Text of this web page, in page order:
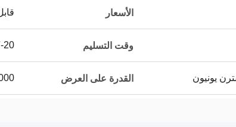
الأسعار
وقت التسليم 7-20
القدرة على العرض 5000 ~ 20000 جهاز